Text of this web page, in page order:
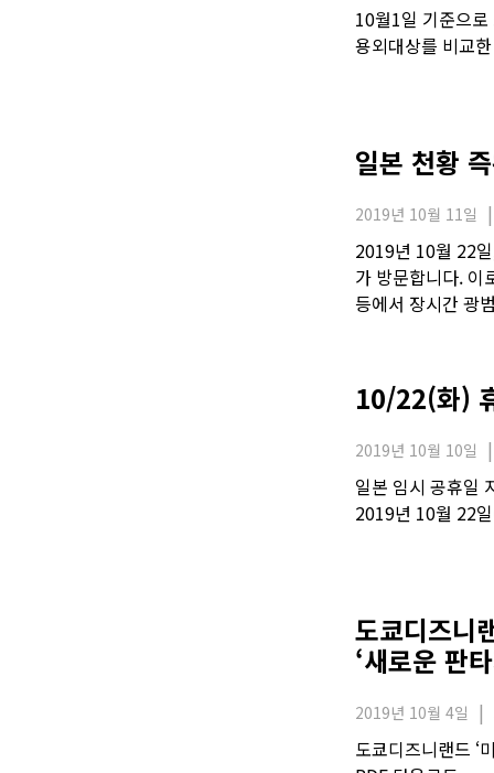
10월1일 기준으
용외대상를 비교
일본 천황
2019년 10월 11일
2019년 10월 22
가 방문합니다. 이
등에서 장시간 광
10/22(화)
2019년 10월 10일
일본 임시 공휴일
2019년 10월 22
도쿄디즈니
‘새로운 판
2019년 10월 4일
도쿄디즈니랜드 ‘